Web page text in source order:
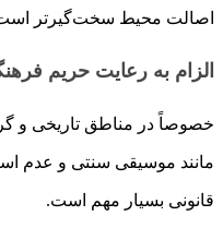
اصالت محیط سخت‌گیرتر
الزام به رعایت حریم
خصوصاً در مناطق تاریخی و
مانند موسیقی سنتی و عدم
قانونی بسیار مهم است.